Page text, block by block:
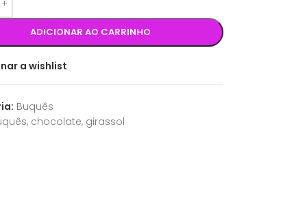
ADICIONAR AO CARRINHO
a wishlist
Buquês
, chocolate, girassol